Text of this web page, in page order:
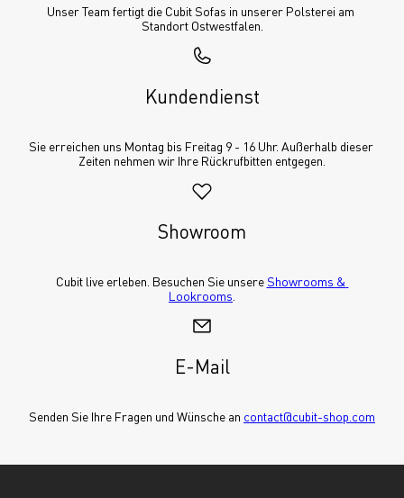
Unser Team fertigt die Cubit Sofas in unserer Polsterei am
Standort Ostwestfalen.
Kundendienst
Sie erreichen uns Montag bis Freitag 9 - 16 Uhr. Außerhalb dieser
Zeiten nehmen wir Ihre Rückrufbitten entgegen.
Showroom
Cubit live erleben. Besuchen Sie unsere Showrooms &
Lookrooms
E-Mail
Senden Sie Ihre Fragen und Wünsche an contact@cubit-shop.com